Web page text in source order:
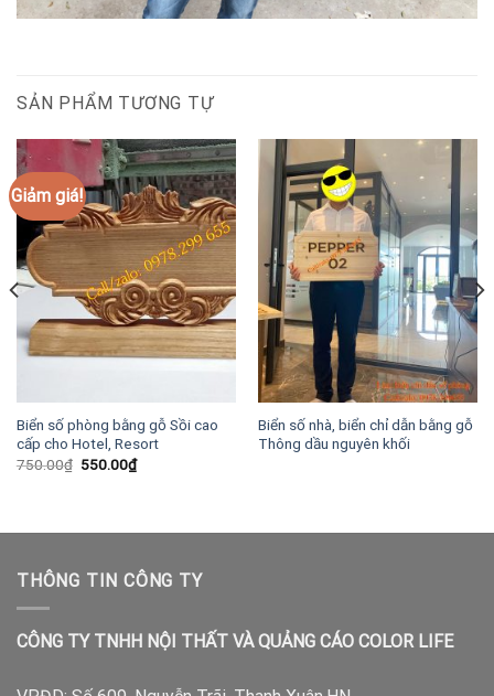
SẢN PHẨM TƯƠNG TỰ
Giảm giá!
Biển số phòng bằng gỗ Sồi cao
cấp cho Hotel, Resort
750.00₫ Giá
550.00₫Giá
hiện
Biển số nhà, biển chỉ dẫn bằng gỗ
Thông dầu nguyên khối
THÔNG TIN CÔNG TY
CÔNG TY TNHH NỘI THẤT VÀ QUẢNG CÁO COLOR LIFE